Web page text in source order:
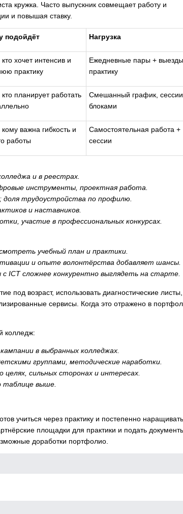
кружка. Часто выпускник совмещает работу и
и повышая ставку.
подойдёт Нагрузка
хочет интенсив и
практику
Ежедневные пары +
практику
планирует работать
Смешанный график, сессии
блоками
важна гибкость и
работы
Самостоятельная работа +
сессии
и в реестрах.
инструменты, проектная работа.
трудоустройства по профилю.
и наставников.
участие в профессиональных конкурсах.
учебный план и практики.
и опыте волонтёрства добавляет шансы.
ICT сложнее конкурентно выглядеть на старте.
под возраст, использовать диагностические листы,
сервисы. Когда это отражено в
колледж:
в выбранных колледжах.
группами, методические наработки.
сильных сторонах и интересах.
таблице выше.
учиться через практику и постепенно наращивать
площадки для практики и подать
доработки портфолио.